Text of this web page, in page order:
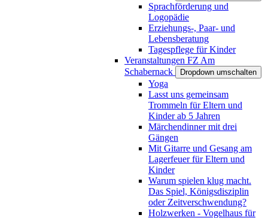
Sprachförderung und
Logopädie
Erziehungs-, Paar- und
Lebensberatung
Tagespflege für Kinder
Veranstaltungen FZ Am
Schabernack
Dropdown umschalten
Yoga
Lasst uns gemeinsam
Trommeln für Eltern und
Kinder ab 5 Jahren
Märchendinner mit drei
Gängen
Mit Gitarre und Gesang am
Lagerfeuer für Eltern und
Kinder
Warum spielen klug macht.
Das Spiel, Königsdisziplin
oder Zeitverschwendung?
Holzwerken - Vogelhaus für